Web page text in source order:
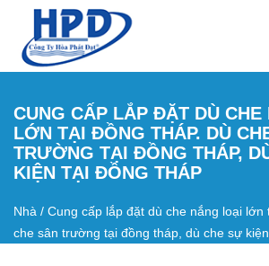
Nhảy đến nội dung
CUNG CẤP LẮP ĐẶT DÙ CHE
LỚN TẠI ĐỒNG THÁP. DÙ
TRƯỜNG TẠI ĐỒNG THÁP,
KIỆN TẠI ĐỒNG THÁP
Bạn đang ở đây
Nhà / Cung cấp lắp đặt dù che nắng loại lớn
che sân trường tại đồng tháp, dù che sự